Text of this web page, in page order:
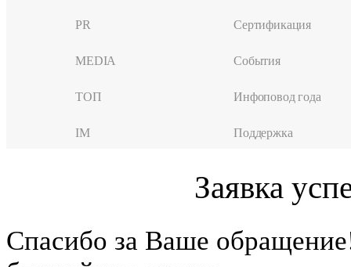
PR
MEDIA
ТОП
IM
Сертификация
События
Инфоповод года
Поддержка
Заявка
Cпасибо за Ваше